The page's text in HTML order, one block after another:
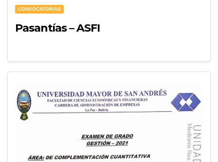
CONVOCATORIAS
Pasantías – ASFI